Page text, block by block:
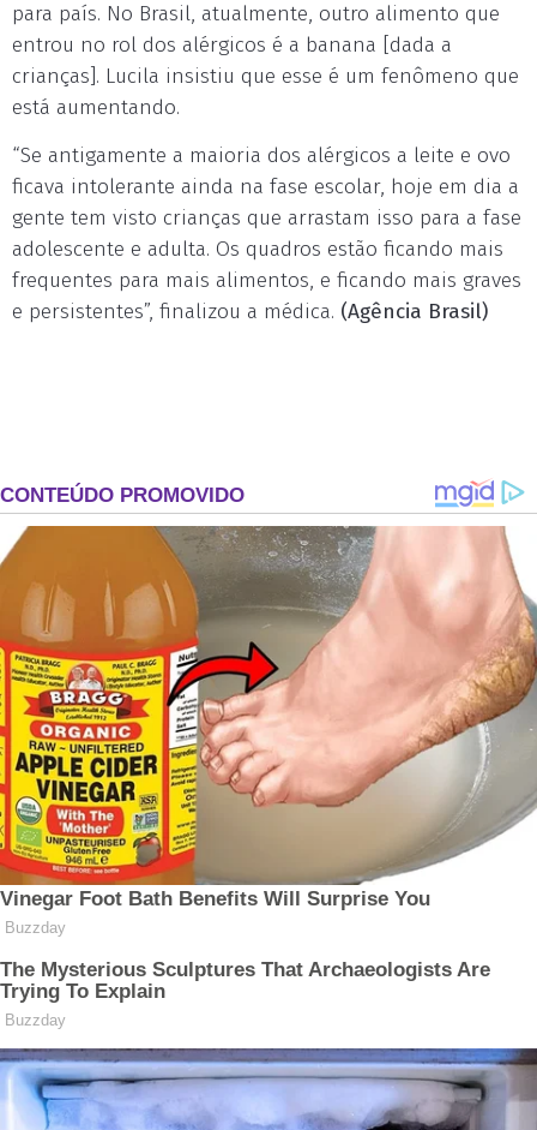
para país. No Brasil, atualmente, outro alimento que
entrou no rol dos alérgicos é a banana [dada a
crianças]. Lucila insistiu que esse é um fenômeno que
está aumentando.
“Se antigamente a maioria dos alérgicos a leite e ovo
ficava intolerante ainda na fase escolar, hoje em dia a
gente tem visto crianças que arrastam isso para a fase
adolescente e adulta. Os quadros estão ficando mais
frequentes para mais alimentos, e ficando mais graves
e persistentes”, finalizou a médica. (Agência Brasil)